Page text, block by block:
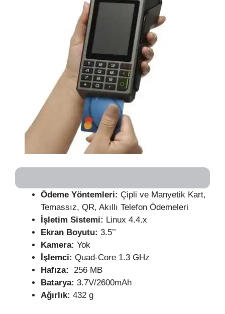
Ödeme Yöntemleri: Çipli ve Manyetik Kart,
Temassız, QR, Akıllı Telefon Ödemeleri
İşletim Sistemi: Linux 4.4.x
Ekran Boyutu: 3.5’’
Kamera: Yok
İşlemci: Quad-Core 1.3 GHz
Hafıza: 256 MB
Batarya: 3.7V/2600mAh
Ağırlık: 432 g